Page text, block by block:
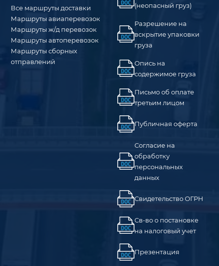
Все маршруты доставки
Маршруты авиаперевозок
Маршруты ж/д перевозок
Маршруты автоперевозок
Маршруты сборных
отправлений
(неопасный груз)
Разрешение на
вскрытие упаковки
груза
Опись на
содержимое груза
Письмо об оплате
третьим лицом
Публичная оферта
Согласие на
обработку
персональных
данных
Свидетельство ОГРН
Св-во о постановке
на налоговый учет
Презентация